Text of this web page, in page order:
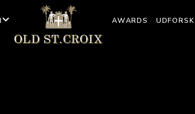
AWARDS UDFORSK